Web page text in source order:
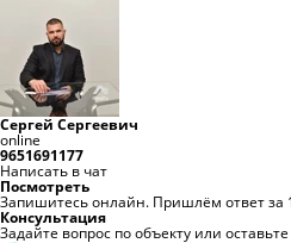
Сергей Сергеевич
online
9651691177
Написать в чат
Посмотреть
Запишитесь онлайн. Пришлём ответ за
Консультация
Задайте вопрос по объекту или